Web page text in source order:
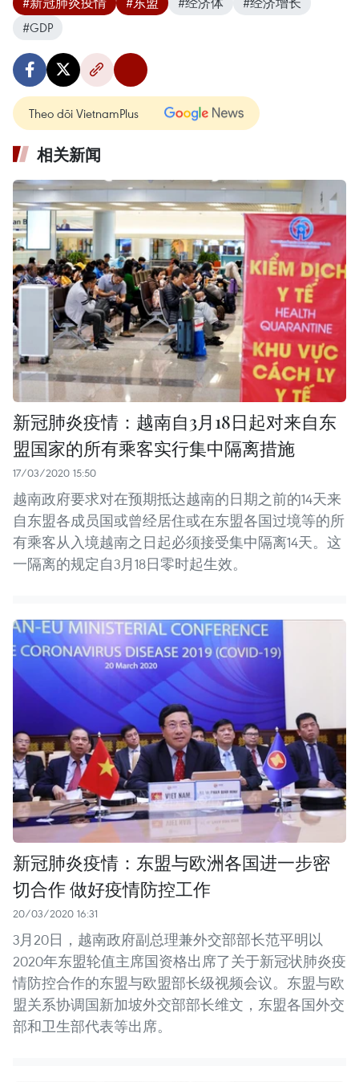
#GDP
Theo dõi VietnamPlus
相关新闻
新冠肺炎疫情：越南自3月18日起对来自东
盟国家的所有乘客实行集中隔离措施
17/03/2020 15:50
越南政府要求对在预期抵达越南的日期之前的14天来
自东盟各成员国或曾经居住或在东盟各国过境等的所
有乘客从入境越南之日起必须接受集中隔离14天。这
一隔离的规定自3月18日零时起生效。
新冠肺炎疫情：东盟与欧洲各国进一步密
切合作 做好疫情防控工作
20/03/2020 16:31
3月20日，越南政府副总理兼外交部部长范平明以
2020年东盟轮值主席国资格出席了关于新冠状肺炎疫
情防控合作的东盟与欧盟部长级视频会议。东盟与欧
盟关系协调国新加坡外交部部长维文，东盟各国外交
部和卫生部代表等出席。